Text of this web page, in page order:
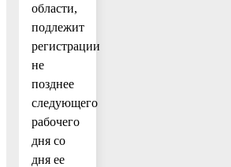
области,
подлежит
регистрации
не
позднее
следующего
рабочего
дня со
дня ее